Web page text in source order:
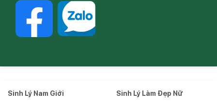
Sinh Lý Nam Giới Sinh Lý Làm Đẹp Nữ